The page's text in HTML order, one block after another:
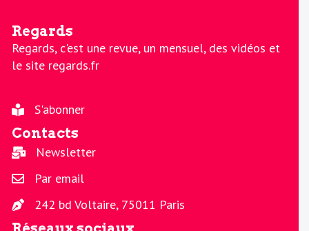
Regards
Regards, c'est une revue, un mensuel, des vidéos et
le site regards.fr
S'abonner
Contacts
Newsletter
Par email
242 bd Voltaire, 75011 Paris